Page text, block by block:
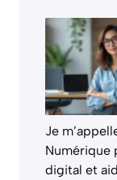
Je
Numérique
digital et